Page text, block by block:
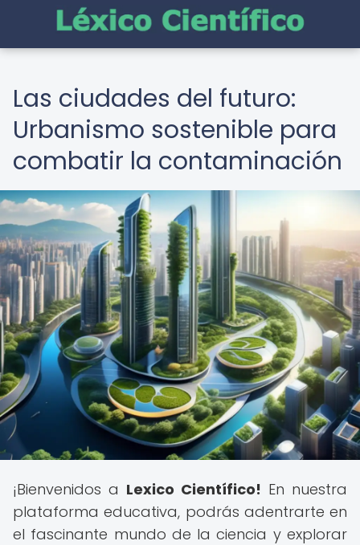
Las ciudades del futuro:
Urbanismo sostenible para
combatir la contaminación
¡Bienvenidos a Lexico Científico! En nuestra
plataforma educativa, podrás adentrarte en
el fascinante mundo de la ciencia y explorar